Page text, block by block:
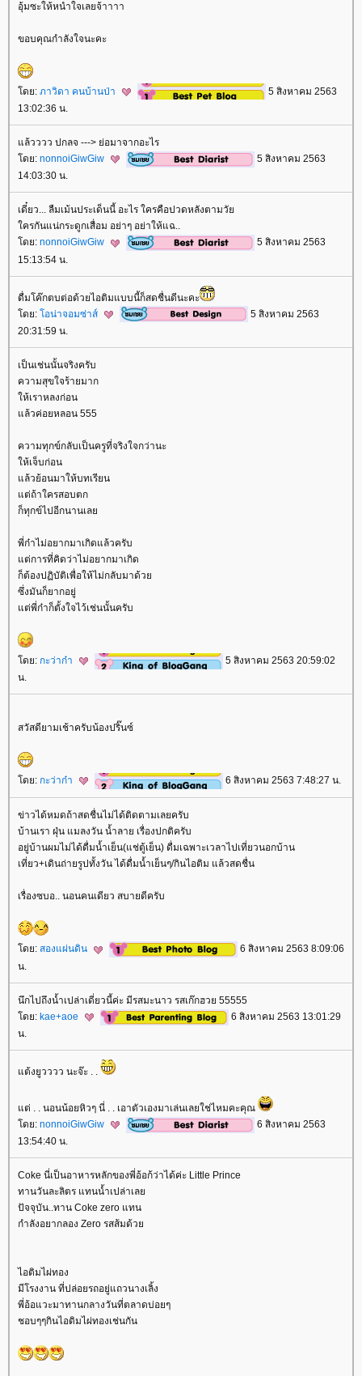
อุ้มซะให้หนำใจเลยจ้าาาา
ขอบคุณกำลังใจนะคะ
ดย: ภาวิดา คนบ้านป่า
5 สิงหาคม 2563
13:02:36 น.
ล้วววว ปกลจ ---> ย่อมาจากอะไร
ดย: nonnoiGiwGiw
5 สิงหาคม 2563
14:03:30 น.
เดี๋ยว... ลืมเม้นประเด็นนี้ อะไร ใครคือปวดหลังตามวั
ครกันแน่กระดูกเสื่อม อย่าๆ อย่าให้แฉ..
ดย: nonnoiGiwGiw
5 สิงหาคม 2563
15:13:54 น.
ดื่มโค๊กตบต่อด้วยไอติมแบบนี้ก็สดชื่นดีนะคะ
ดย: อน่าจอมซ่าส์
5 สิงหาคม 2563
20:31:59 น.
เป็นเช่นนั้นจริงครับ
ความสุขใจร้ายมาก
ห้เราหลงก่อน
ล้วค่อยหลอน 555
ความทุกข์กลับเป็นครูที่จริงใจกว่านะ
ห้เจ็บก่อน
ล้วย้อนมาให้บทเรียน
ต่ถ้าใครสอบตก
ก็ทุกข์ไปอีกนานเล
พี่ก๋าไม่อยากมาเกิดแล้วครับ
ต่การที่คิดว่าไม่อยากมาเกิด
ก็ต้องปฏิบัติเพื่อให้ไม่กลับมาด้ว
ซึ่งมันก็ยากอยู่
ต่พี่ก๋าก็ตั้งใจไว้เช่นนั้นครับ
ดย: กะว่าก๋า
5 สิงหาคม 2563 20:59:02
น.
สวัสดียามเช้าครับน้องปริ๊นซ์
ดย: กะว่าก๋า 6 สิงหาคม 2563 7:48:27 น.
ข่าวได้หมดถ้าสดชื่นไม่ได้ติดตามเลยครับ
บ้านเรา ฝุ่น แมลงวัน น้ำลาย เรื่องปกติครับ
อยู่บ้านผมไม่ได้ดื่มน้ำเย็น(แช่ตู้เย็น) ดื่มเฉพาะเวลาไปเที่ยวนอกบ้าน
เที่ยว+เดินถ่ายรูปทั้งวัน ได้ดื่มน้ำเย็นๆ/กินไอติม แล้วสดชื่น
เรื่องซบอ.. นอนคนเดียว สบายดีครับ
ดย: สองแผ่นดิน
6 สิงหาคม 2563 8:09:06
น.
นึกไปถึงน้ำเปล่าเดี่ยวนี้ค่ะ มีรสมะนาว รสเก๊กฮวย 55555
ดย: kae+aoe
6 สิงหาคม 2563 13:01:29
น.
ต้งยูวววว นะจ๊ะ . .
ต่ . . นอนน้อยหิวๆ นี่ . . เอาตัวเองมาเล่นเลยใช่ไหมคะคุณ
ดย: nonnoiGiwGiw
6 สิงหาคม 2563
13:54:40 น.
Coke นี่เป็นอาหารหลักของพี่อ้อก้ว่าได้ค่ะ Little Prince
ทานวันละลิตร แทนน้ำเปล่าเล
ปัจจุบัน..ทาน Coke zero แทน
กำลังอยากลอง Zero รสส้มด้ว
ไอติมไผ่ทอง
มีโรงงาน ที่ปล่อยรถอยู่แถวนางเลิ้ง
พี่อ้อแวะมาทานกลางวันที่ตลาดบ่อยๆ
ชอบๆๆกินไอดิมไผ่ทองเช่นกัน